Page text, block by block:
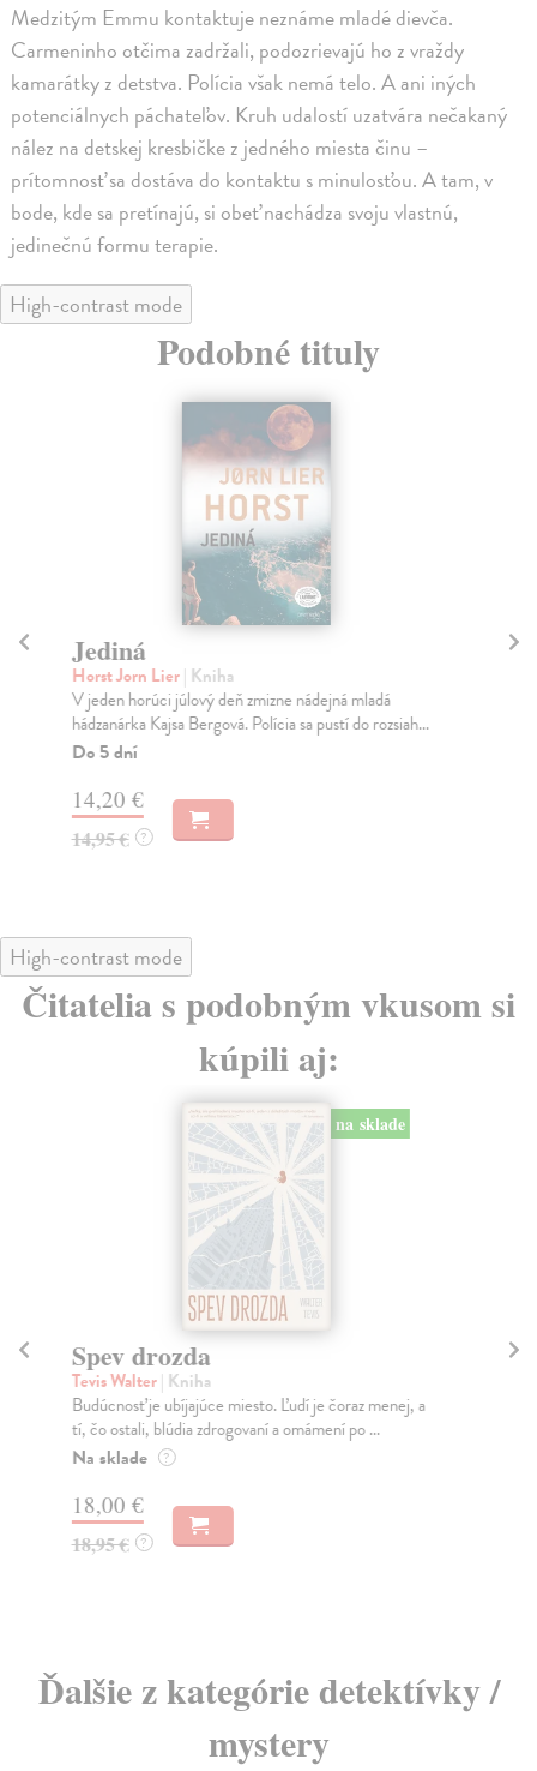
Medzitým Emmu kontaktuje neznáme mladé dievča.
Carmeninho otčima zadržali, podozrievajú ho z vraždy
kamarátky z detstva. Polícia však nemá telo. A ani iných
potenciálnych páchateľov. Kruh udalostí uzatvára nečakaný
nález na detskej kresbičke z jedného miesta činu –
prítomnosť sa dostáva do kontaktu s minulosťou. A tam, v
bode, kde sa pretínajú, si obeť nachádza svoju vlastnú,
jedinečnú formu terapie.
High-contrast mode
Podobné tituly
Jediná
Horst Jorn Lier| Kniha
V jeden horúci júlový deň zmizne nádejná mladá
hádzanárka Kajsa Bergová. Polícia sa pustí do rozsiah...
Do 5 dní
14,20 €
14,95 € ?
High-contrast mode
Čitatelia s podobným vkusom si
kúpili aj:
na sklade
Spev drozda
Tevis Walter| Kniha
Budúcnosť je ubíjajúce miesto. Ľudí je čoraz menej, a
tí, čo ostali, blúdia zdrogovaní a omámení po ...
Na sklade ?
18,00 €
18,95 € ?
Ďalšie z kategórie detektívky /
mystery